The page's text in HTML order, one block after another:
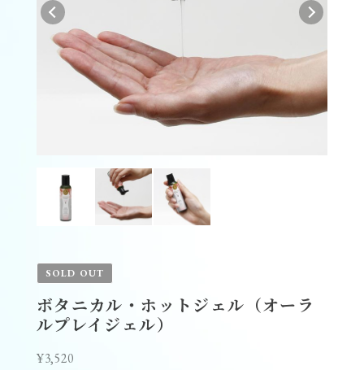
SOLD OUT
ボタニカル・ホットジェル（オーラ
ルプレイジェル）
¥3,520